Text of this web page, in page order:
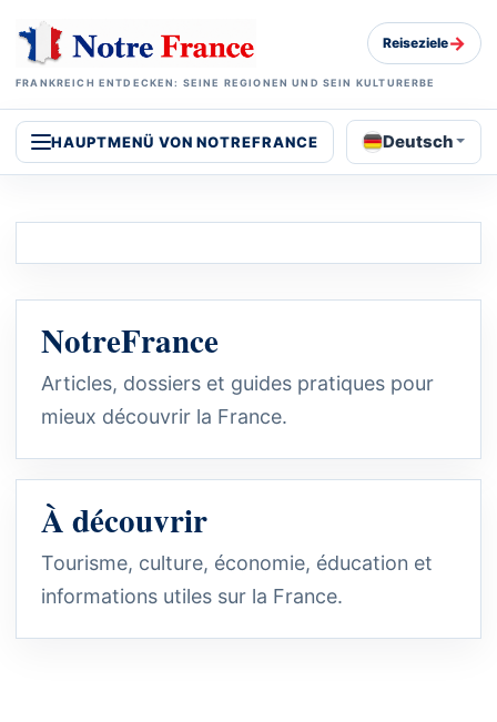
FRANKREICH ENTDECKEN: SEINE REGIONEN UND SEIN KULTURERBE
Reiseziele→
HAUPTMENÜ VON NOTREFRANCE Deutsch
NotreFrance
Articles, dossiers et guides pratiques pour
mieux découvrir la France.
À découvrir
Tourisme, culture, économie, éducation et
informations utiles sur la France.